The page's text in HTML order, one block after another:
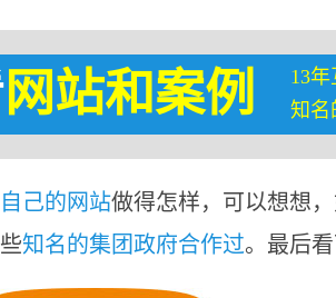
网站和案例
13
知名
自己的网站做得怎样，可以想想
知名的集团政府合作过。最后